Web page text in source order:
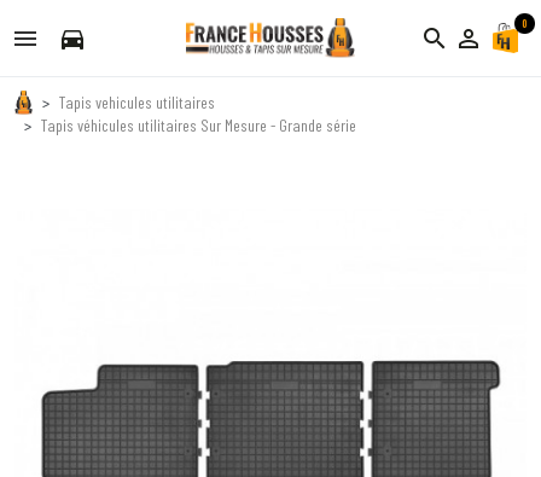
directions_car search person_outline
0
Tapis vehicules utilitaires
Tapis véhicules utilitaires Sur Mesure - Grande série